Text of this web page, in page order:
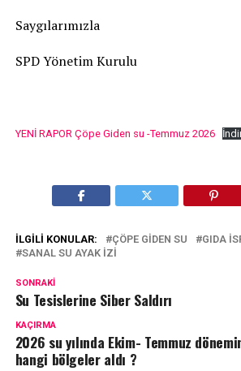
Saygılarımızla
SPD Yönetim Kurulu
YENİ RAPOR Çöpe Giden su -Temmuz 2026
İLGILI KONULAR: ÇÖPE GIDEN SU
GIDA
SANAL SU AYAK IZI
SONRAKI
Su Tesislerine Siber Saldırı
KAÇIRMA
2026 su yılında Ekim- Temmuz
hangi bölgeler aldı ?